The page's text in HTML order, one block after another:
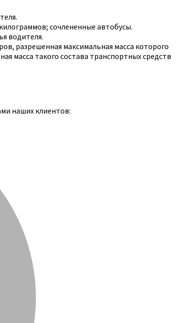
сочлененные автобусы.
водителя.
разрешенная максимальная масса которого
масса такого состава транспортных средств
наших клиентов: